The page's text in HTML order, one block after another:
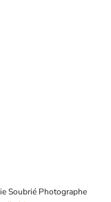
Soubrié Photographe